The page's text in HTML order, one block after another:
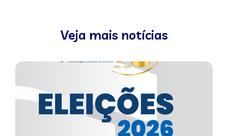
Veja mais notícias